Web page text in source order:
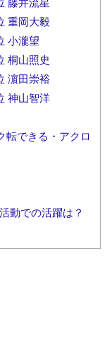
藤井流星
重岡大毅
小瀧望
桐山照史
濵田崇裕
神山智洋
転できる・アクロ
動での活躍は？